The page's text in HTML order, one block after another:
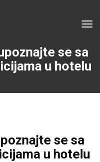
se sa
u hotelu
se sa
u hotelu